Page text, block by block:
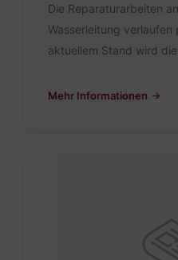
Die Reparaturarbeiten
Wasserleitung verlaufen
aktuellem Stand wird
Mehr Informationen